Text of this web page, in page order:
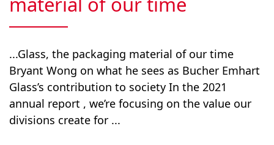
...Glass, the packaging material of our time
Bryant Wong on what he sees as Bucher Emhart
Glass’s contribution to society In the 2021
annual report , we’re focusing on the value our
divisions create for ...